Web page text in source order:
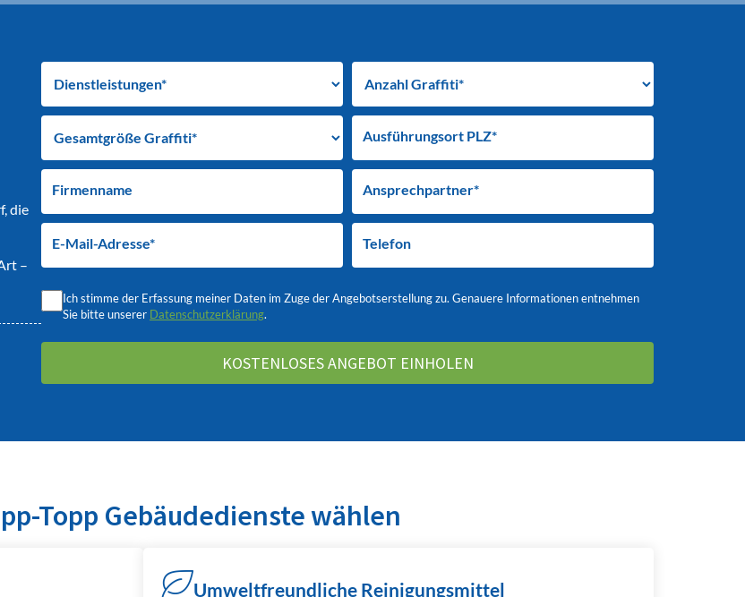
die
–
Ausführungsort PLZ*
Firmenname Ansprechpartner*
E-Mail-Adresse* Telefon
Ich stimme der Erfassung meiner Daten im Zuge der Angebotserstellung zu. Genauere Informationen entnehmen
Sie bitte unserer Datenschutzerklärung.
Topp Gebäudedienste wählen
Umweltfreundliche Reinigungsmittel